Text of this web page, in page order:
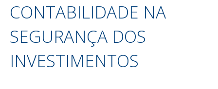
CONTABILIDADE NA
SEGURANÇA DOS
INVESTIMENTOS